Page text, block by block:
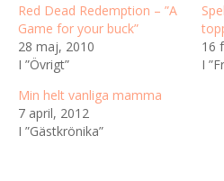
Red Dead Redemption – ”A
Game for your buck”
28 maj, 2010
I ”Övrigt”
16
I
Min helt vanliga mamma
7 april, 2012
I ”Gästkrönika”